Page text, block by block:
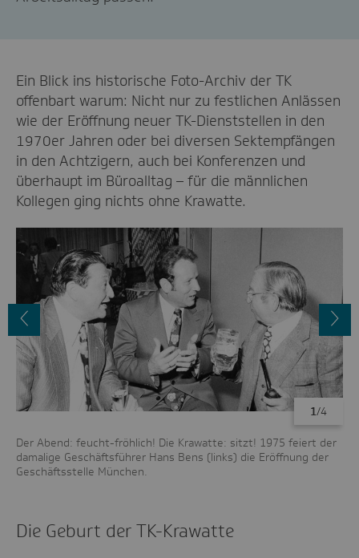
Ein Blick ins historische Foto-Archiv der TK
offenbart warum: Nicht nur zu festlichen Anlässen
wie der Eröffnung neuer TK-Dienststellen in den
1970er Jahren oder bei diversen Sektempfängen
in den Achtzigern, auch bei Konferenzen und
überhaupt im Büroalltag – für die männlichen
Kollegen ging nichts ohne Krawatte.
Vorheriges
Bild
Der Abend: feucht-fröhlich! Die Krawatte: sitzt! 1975 feiert der
damalige Geschäftsführer Hans Bens (links) die Eröffnung der
Geschäftsstelle München.
1/4
Die Geburt der TK-Krawatte